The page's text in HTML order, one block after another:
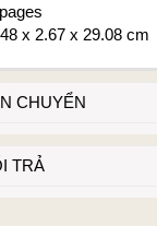
240 pages
: ‎ 22.48 x 2.67 x 29.08 cm
CHUYỂN
TRẢ